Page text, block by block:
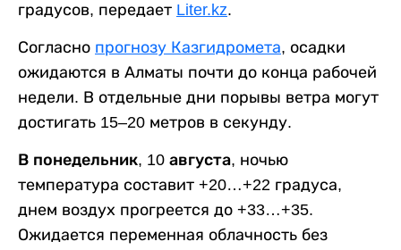
градусов, передает Liter.kz.
Согласно прогнозу Казгидромета, осадки
ожидаются в Алматы почти до конца рабочей
недели. В отдельные дни порывы ветра могут
достигать 15–20 метров в секунду.
В понедельник, 10 августа, ночью
температура составит +20…+22 градуса,
днем воздух прогреется до +33…+35.
Ожидается переменная облачность без